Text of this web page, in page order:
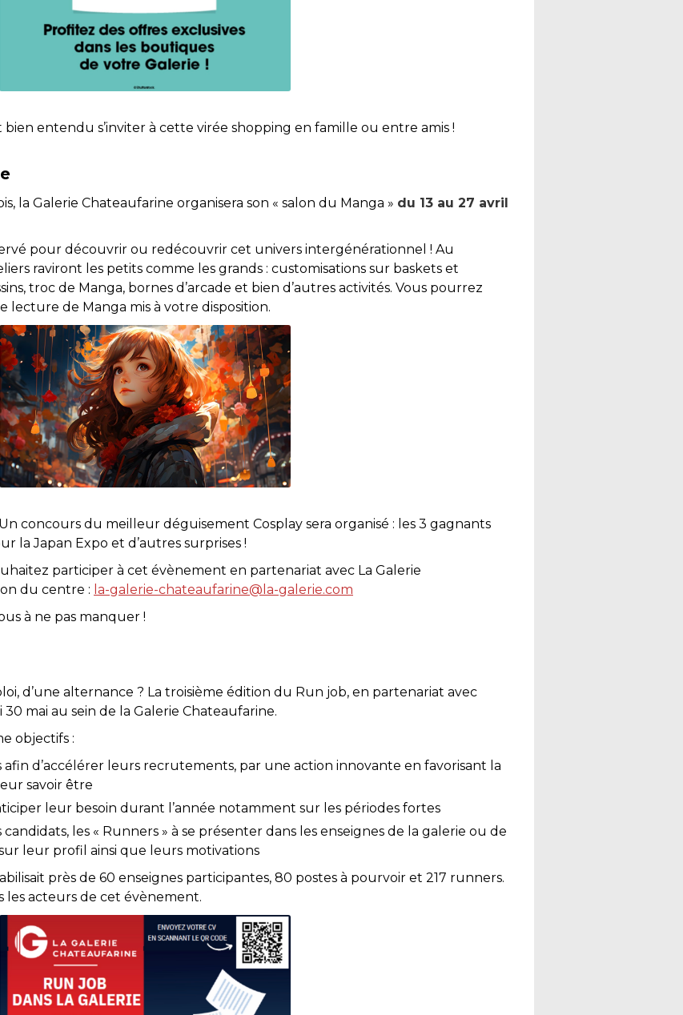
entendu s’inviter à cette virée shopping en famille ou entre amis !
la Galerie Chateaufarine organisera son « salon du Manga » du 13 au 27 avril
pour découvrir ou redécouvrir cet univers intergénérationnel ! Au
raviront les petits comme les grands : customisations sur baskets et
troc de Manga, bornes d’arcade et bien d’autres activités. Vous pourrez
lecture de Manga mis à votre disposition.
concours du meilleur déguisement Cosplay sera organisé : les 3 gagnants
la Japan Expo et d’autres surprises !
participer à cet évènement en partenariat avec La Galerie
du centre : la-galerie-chateaufarine@la-galerie.com
à ne pas manquer !
d’une alternance ? La troisième édition du Run job, en partenariat avec
mai au sein de la Galerie Chateaufarine.
objectifs :
d’accélérer leurs recrutements, par une action innovante en favorisant la
savoir être
leur besoin durant l’année notamment sur les périodes fortes
les « Runners » à se présenter dans les enseignes de la galerie ou de
leur profil ainsi que leurs motivations
près de 60 enseignes participantes, 80 postes à pourvoir et 217 runners.
acteurs de cet évènement.